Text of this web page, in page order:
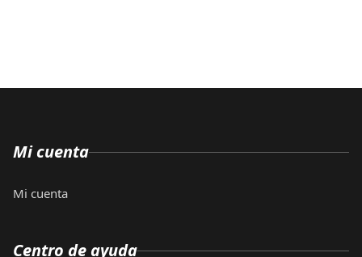
Mi cuenta
Mi cuenta
Centro de ayuda